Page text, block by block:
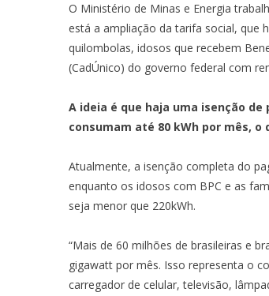
O Ministério de Minas e Energia
está a ampliação da tarifa social, que
quilombolas, idosos que recebem
(CadÚnico) do governo federal com
A ideia é que haja uma isenção
consumam até 80 kWh por mês, o
Atualmente, a isenção completa do
enquanto os idosos com BPC e as
seja menor que 220kWh.
“Mais de 60 milhões de brasileiras e
gigawatt por mês. Isso representa o
carregador de celular, televisão,